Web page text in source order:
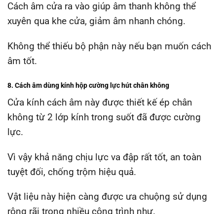
Cách âm cửa ra vào giúp âm thanh không thể
xuyên qua khe cửa, giảm âm nhanh chóng.
Không thể thiếu bộ phận này nếu bạn muốn cách
âm tốt.
8. Cách âm dùng kính hộp cường lực hút chân không
Cửa kính cách âm này được thiết kế ép chân
không từ 2 lớp kính trong suốt đã được cường
lực.
Vì vậy khả năng chịu lực va đập rất tốt, an toàn
tuyệt đối, chống trộm hiệu quả.
Vật liệu này hiện càng được ưa chuộng sử dụng
rộng rãi trong nhiều công trình như.